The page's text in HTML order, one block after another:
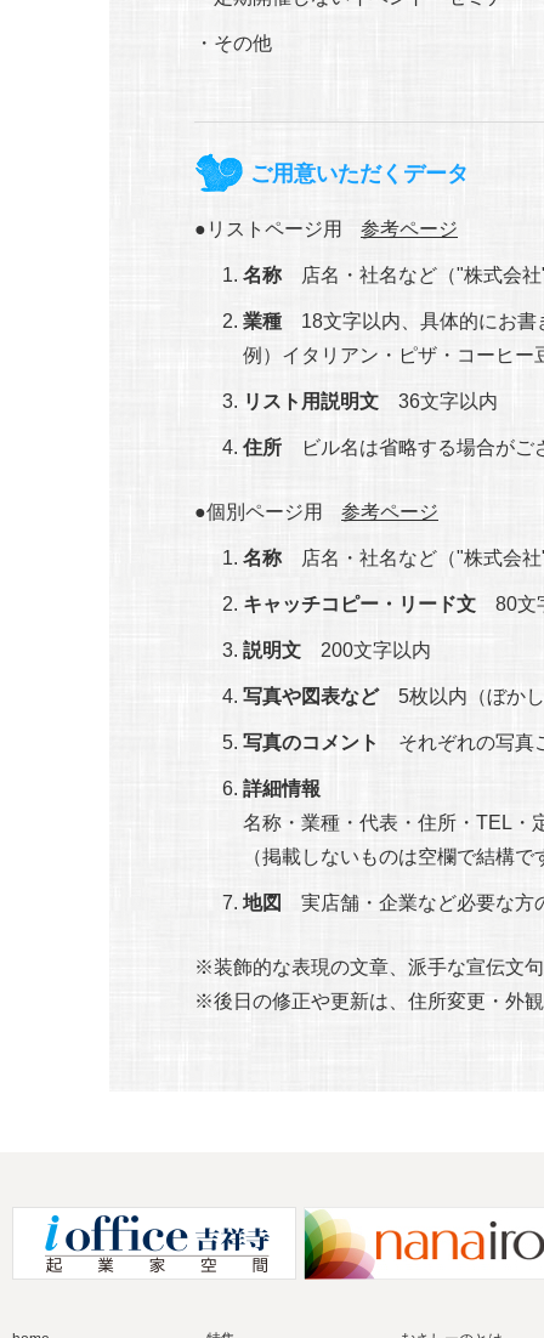
その他
ご用意いただくデータ
リストページ用 参考ページ
名称 店名・社名など（"株式会
業種 18文字以内、具体的にお書
例）イタリアン・ピザ・コーヒー
リスト用説明文 36文字以内
住所 ビル名は省略する場合がご
個別ページ用 参考ページ
名称店名・社名など（"株式会社
キャッチコピー・リード文 80文
説明文 200文字以内
写真や図表など5枚以内（ぼかし
写真のコメント それぞれの写真
詳細情報
名称・業種・代表・住所・TEL・
（掲載しないものは空欄で結構
地図 実店舗・企業など必要な方
※装飾的な表現の文章、派手な宣伝文
※後日の修正や更新は、住所変更・外